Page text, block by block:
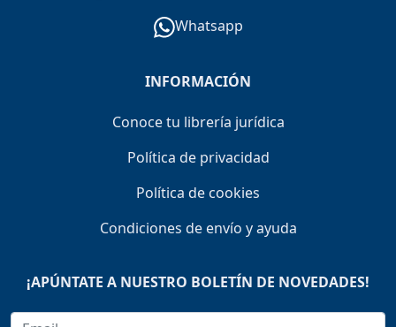
Whatsapp
INFORMACIÓN
Conoce tu librería jurídica
Política de privacidad
Política de cookies
Condiciones de envío y ayuda
¡APÚNTATE A NUESTRO BOLETÍN DE NOVEDADES!